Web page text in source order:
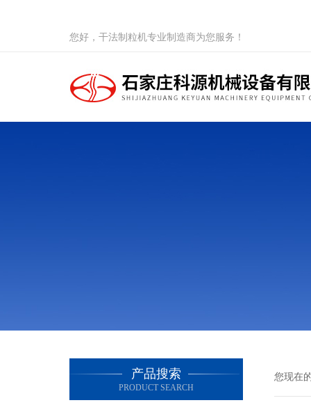
您好，干法制粒机专业制造商为您服务！
产品搜索
PRODUCT SEARCH
您现在